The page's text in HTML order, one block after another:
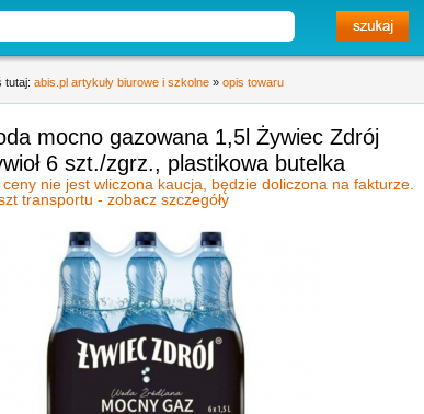
tutaj: abis.pl artykuły biurowe i szkolne » opis towaru
mocno gazowana 1,5l Żywiec Zdrój
6 szt./zgrz., plastikowa butelka
ceny nie jest wliczona kaucja, będzie doliczona na fakturze.
transportu - zobacz szczegóły